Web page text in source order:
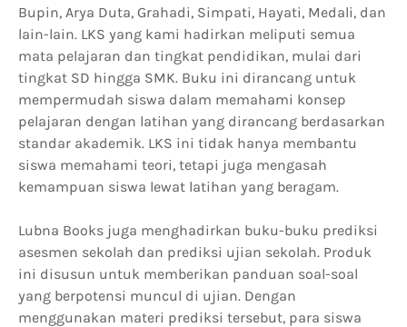
Bupin, Arya Duta, Grahadi, Simpati, Hayati, Medali, dan
lain-lain. LKS yang kami hadirkan meliputi semua
mata pelajaran dan tingkat pendidikan, mulai dari
tingkat SD hingga SMK. Buku ini dirancang untuk
mempermudah siswa dalam memahami konsep
pelajaran dengan latihan yang dirancang berdasarkan
standar akademik. LKS ini tidak hanya membantu
siswa memahami teori, tetapi juga mengasah
kemampuan siswa lewat latihan yang beragam.
Lubna Books juga menghadirkan buku-buku prediksi
asesmen sekolah dan prediksi ujian sekolah. Produk
ini disusun untuk memberikan panduan soal-soal
yang berpotensi muncul di ujian. Dengan
menggunakan materi prediksi tersebut, para siswa